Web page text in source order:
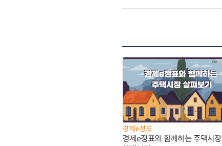
경제e정표
경제e정표와 함께하는 주택시장